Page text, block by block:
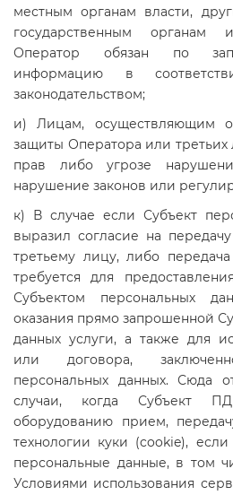
местным органам власти,
государственным
Оператор обязан по
информацию в
законодательством;
и) Лицам, осуществляющим
защиты Оператора или
прав либо угрозе
нарушение законов или
к) В случае если Субъект
выразил согласие на
третьему лицу, либо
требуется для
Субъектом персональных
оказания прямо запрошенной
данных услуги, а также для
или договора,
персональных данных. Сюда
случаи, когда Субъект
оборудованию прием,
технологии куки (cookie),
персональные данные, в том
Условиями использования